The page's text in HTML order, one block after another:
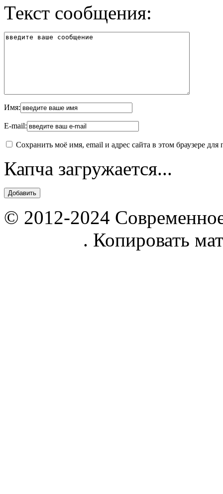
Текст сообщения:
Имя:
E-mail:
Сохранить моё имя, email и адрес сайта в этом браузере
Капча загружается...
© 2012-2024
. Копировать